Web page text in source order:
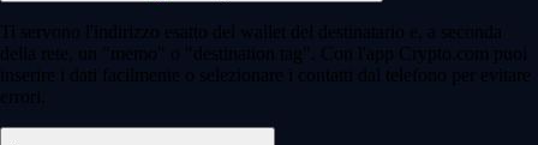
Ti servono l'indirizzo esatto del wallet del destinatario e, a seconda
della rete, un "memo" o "destination tag". Con l'app Crypto.com puoi
inserire i dati facilmente o selezionare i contatti dal telefono per evitare
errori.